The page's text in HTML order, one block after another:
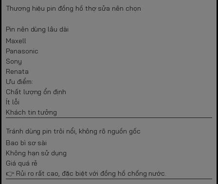
Thương hiệu pin đồng hồ thợ sửa nên chọn
Pin nên dùng lâu dài
Maxell
Panasonic
Sony
Renata
Ưu điểm:
Chất lượng ổn định
Ít lỗi
Khách tin tưởng
Tránh dùng pin trôi nổi, không rõ nguồn gốc
Bao bì sơ sài
Không hạn sử dụng
Giá quá rẻ
👉 Rủi ro rất cao, đặc biệt với đồng hồ chống nước.